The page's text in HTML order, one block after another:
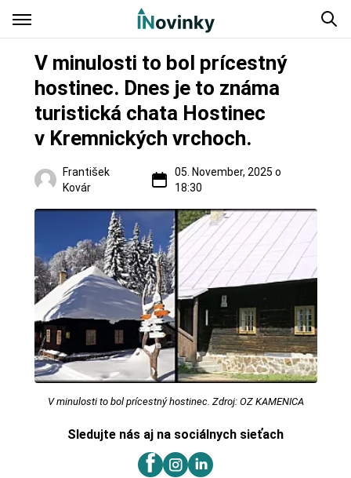
V minulosti to bol prícestný
hostinec. Dnes je to známa
turistická chata Hostinec
v Kremnických vrchoch.
František
Kovár
05. November, 2025 o
18:30
V minulosti to bol prícestný hostinec. Zdroj: OZ KAMENICA
Sledujte nás aj na sociálnych sieťach